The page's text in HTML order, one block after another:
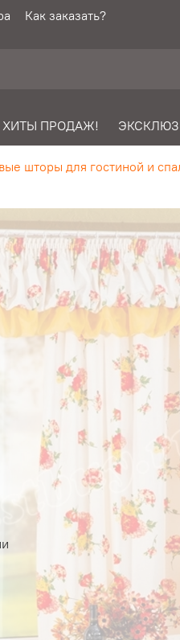
Как заказать?
ХИТЫ ПРОДАЖ!
шторы для гостиной и